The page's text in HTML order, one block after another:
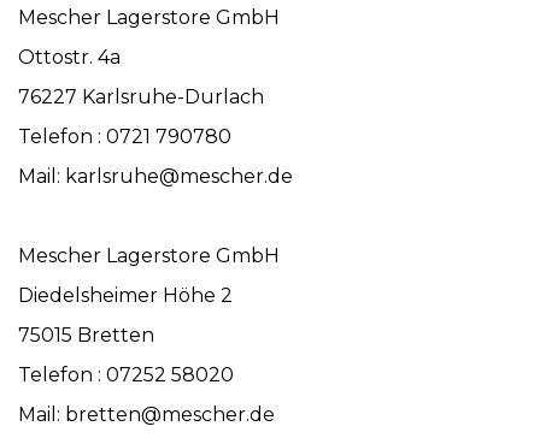
Mescher Lagerstore GmbH
Ottostr. 4a
76227 Karlsruhe-Durlach
Telefon : 0721 790780
Mail: karlsruhe@mescher.de
Mescher Lagerstore GmbH
Diedelsheimer Höhe 2
75015 Bretten
Telefon : 07252 58020
Mail: bretten@mescher.de